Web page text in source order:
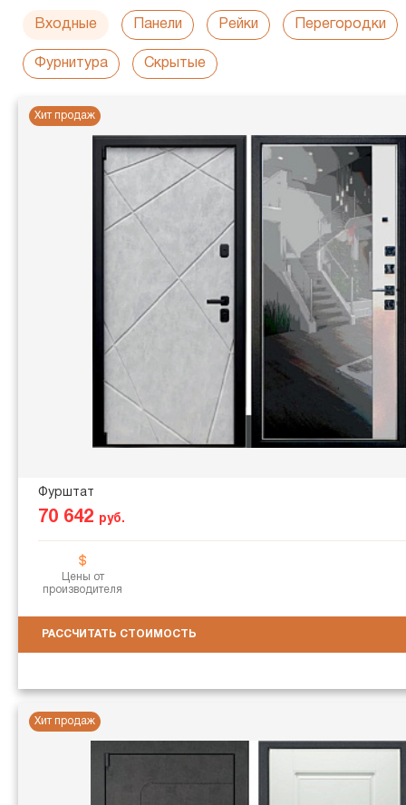
Входные Панели Рейки Перегородки
Фурнитура Скрытые
Хит продаж
Фурштат
70 642 руб.
Цены от
производителя
РАССЧИТАТЬ СТОИМОСТЬ
Хит продаж